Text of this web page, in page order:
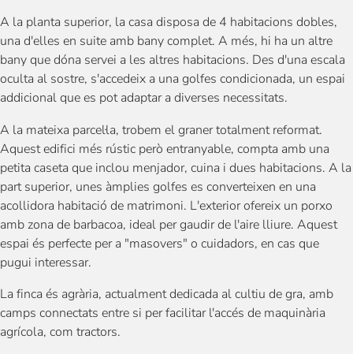
A la planta superior, la casa disposa de 4 habitacions dobles,
una d'elles en suite amb bany complet. A més, hi ha un altre
bany que dóna servei a les altres habitacions. Des d'una escala
oculta al sostre, s'accedeix a una golfes condicionada, un espai
addicional que es pot adaptar a diverses necessitats.
A la mateixa parcel·la, trobem el graner totalment reformat.
Aquest edifici més rústic però entranyable, compta amb una
petita caseta que inclou menjador, cuina i dues habitacions. A la
part superior, unes àmplies golfes es converteixen en una
acollidora habitació de matrimoni. L'exterior ofereix un porxo
amb zona de barbacoa, ideal per gaudir de l'aire lliure. Aquest
espai és perfecte per a "masovers" o cuidadors, en cas que
pugui interessar.
La finca és agrària, actualment dedicada al cultiu de gra, amb
camps connectats entre si per facilitar l'accés de maquinària
agrícola, com tractors.